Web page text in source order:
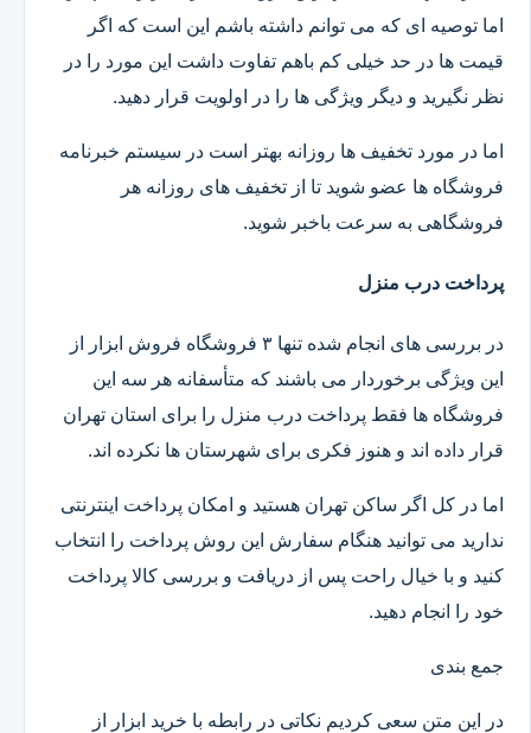
اما توصیه ای که می توانم داشته باشم این است که اگر
قیمت ها در حد خیلی کم باهم تفاوت داشت این مورد را در
نظر نگیرید و دیگر ویژگی ها را در اولویت قرار دهید.
اما در مورد تخفیف ها روزانه بهتر است در سیستم خبرنامه
فروشگاه ها عضو شوید تا از تخفیف های روزانه هر
فروشگاهی به سرعت باخبر شوید.
پرداخت درب منزل
در بررسی های انجام شده تنها ۳ فروشگاه فروش ابزار از
این ویژگی برخوردار می باشند که متأسفانه هر سه این
فروشگاه ها فقط پرداخت درب منزل را برای استان تهران
قرار داده اند و هنوز فکری برای شهرستان ها نکرده اند.
اما در کل اگر ساکن تهران هستید و امکان پرداخت اینترنتی
ندارید می توانید هنگام سفارش این روش پرداخت را انتخاب
کنید و با خیال راحت پس از دریافت و بررسی کالا پرداخت
خود را انجام دهید.
جمع بندی
در این متن سعی کردیم نکاتی در رابطه با خرید ابزار از